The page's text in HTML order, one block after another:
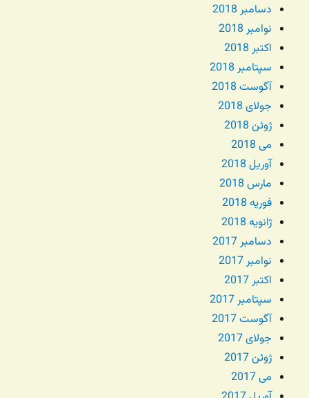
دسامبر 2018
نوامبر 2018
اکتبر 2018
سپتامبر 2018
آگوست 2018
جولای 2018
ژوئن 2018
می 2018
آوریل 2018
مارس 2018
فوریه 2018
ژانویه 2018
دسامبر 2017
نوامبر 2017
اکتبر 2017
سپتامبر 2017
آگوست 2017
جولای 2017
ژوئن 2017
می 2017